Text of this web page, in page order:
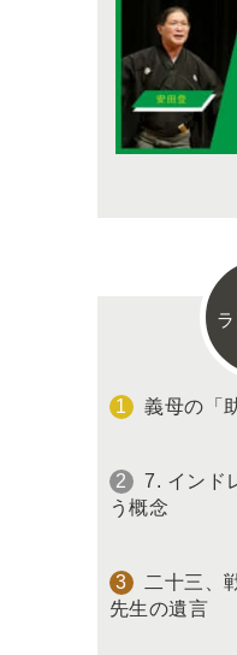
義母の「
7. インド
う概念
二十三、
先生の遺言